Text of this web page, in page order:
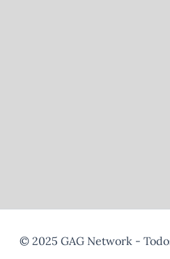
© 2025 GAG Network -